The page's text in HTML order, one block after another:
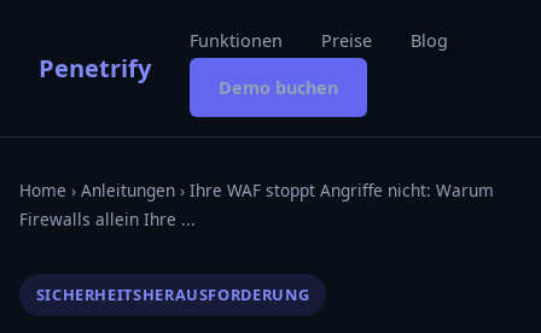
Penetrify
Funktionen Preise Blog
Demo buchen
Home › Anleitungen › Ihre WAF stoppt Angriffe nicht: Warum
Firewalls allein Ihre ...
SICHERHEITSHERAUSFORDERUNG